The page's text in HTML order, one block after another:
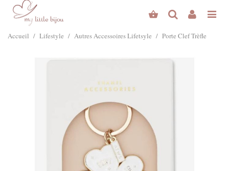
Accueil / Lifestyle / Autres Accessoires Lifetsyle / Porte Clef Trèfle